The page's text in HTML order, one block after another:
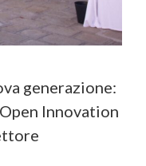
generazione:
Innovation